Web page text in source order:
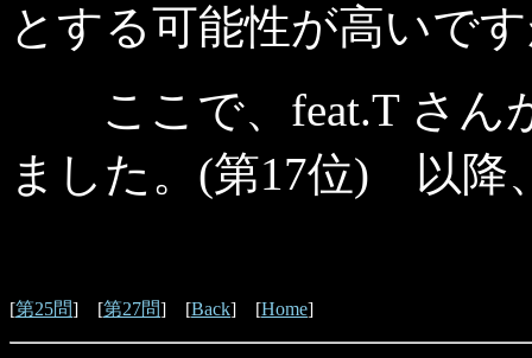
とする可能性が高いで
ここで、feat.T さん
ました。(第17位) 以降
[第25問] [第27問] [Back] [Home]